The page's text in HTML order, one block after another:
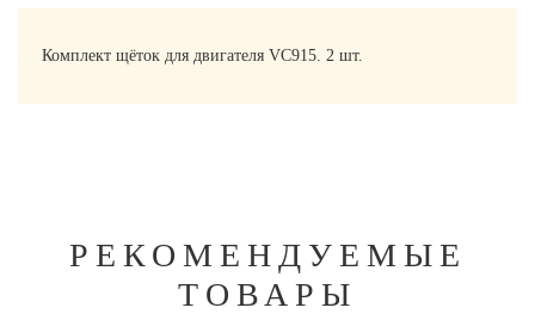
Комплект щёток для двигателя VC915. 2 шт.
РЕКОМЕНДУЕМЫЕ
ТОВАРЫ